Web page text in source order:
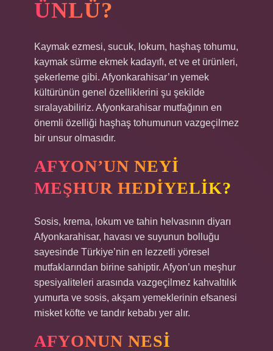
ÜNLÜ?
Kaymak ezmesi, sucuk, lokum, haşhaş tohumu,
kaymak sürme ekmek kadayıfı, et ve et ürünleri,
şekerleme gibi. Afyonkarahisar’ın yemek
kültürünün genel özelliklerini şu şekilde
sıralayabiliriz. Afyonkarahisar mutfağının en
önemli özelliği haşhaş tohumunun vazgeçilmez
bir unsur olmasıdır.
AFYON’UN NEYI
MEŞHUR HEDIYELIK?
Sosis, krema, lokum ve tahin helvasının diyarı
Afyonkarahisar, havası ve suyunun bolluğu
sayesinde Türkiye’nin en lezzetli yöresel
mutfaklarından birine sahiptir. Afyon’un meşhur
spesiyaliteleri arasında vazgeçilmez kahvaltılık
yumurta ve sosis, akşam yemeklerinin efsanesi
misket köfte ve tandır kebabı yer alır.
AFYONUN NESI